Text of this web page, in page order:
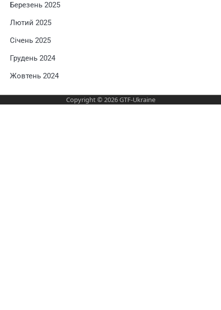
Березень 2025
Лютий 2025
Січень 2025
Грудень 2024
Жовтень 2024
Copyright © 2026GTF-Ukraine